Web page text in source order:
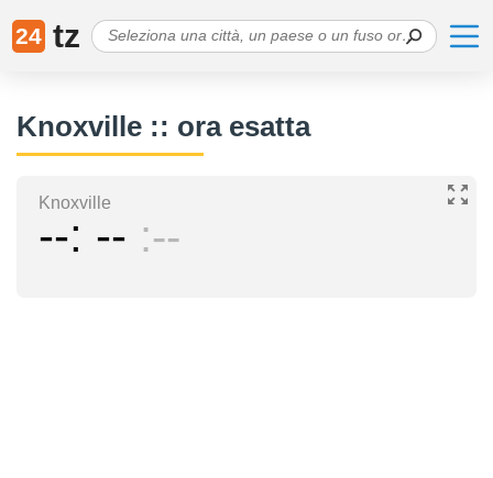
24 tz
Knoxville :: ora esatta
Knoxville
-- -- --